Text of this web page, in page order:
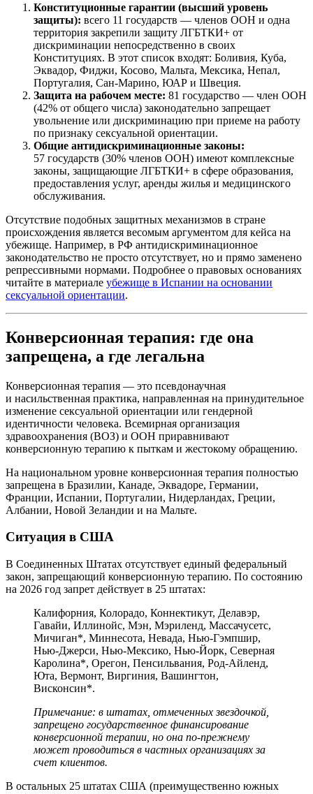
Конституционные гарантии (высший уровень
защиты): всего 11 государств — членов ООН и одна
территория закрепили защиту ЛГБТКИ+ от
дискриминации непосредственно в своих
Конституциях. В этот список входят: Боливия, Куба,
Эквадор, Фиджи, Косово, Мальта, Мексика, Непал,
Португалия, Сан-Марино, ЮАР и Швеция.
Защита на рабочем месте: 81 государство — член ООН
(42% от общего числа) законодательно запрещает
увольнение или дискриминацию при приеме на работу
по признаку сексуальной ориентации.
Общие антидискриминационные законы:
57 государств (30% членов ООН) имеют комплексные
законы, защищающие ЛГБТКИ+ в сфере образования,
предоставления услуг, аренды жилья и медицинского
обслуживания.
Отсутствие подобных защитных механизмов в стране
происхождения является весомым аргументом для кейса на
убежище. Например, в РФ антидискриминационное
законодательство не просто отсутствует, но и прямо заменено
репрессивными нормами. Подробнее о правовых основаниях
читайте в материале убежище в Испании на основании
сексуальной ориентации.
Конверсионная терапия: где она
запрещена, а где легальна
Конверсионная терапия — это псевдонаучная
и насильственная практика, направленная на принудительное
изменение сексуальной ориентации или гендерной
идентичности человека. Всемирная организация
здравоохранения (ВОЗ) и ООН приравнивают
конверсионную терапию к пыткам и жестокому обращению.
На национальном уровне конверсионная терапия полностью
запрещена в Бразилии, Канаде, Эквадоре, Германии,
Франции, Испании, Португалии, Нидерландах, Греции,
Албании, Новой Зеландии и на Мальте.
Ситуация в США
В Соединенных Штатах отсутствует единый федеральный
закон, запрещающий конверсионную терапию. По состоянию
на 2026 год запрет действует в 25 штатах:
Калифорния, Колорадо, Коннектикут, Делавэр,
Гавайи, Иллинойс, Мэн, Мэриленд, Массачусетс,
Мичиган*, Миннесота, Невада, Нью-Гэмпшир,
Нью-Джерси, Нью-Мексико, Нью-Йорк, Северная
Каролина*, Орегон, Пенсильвания, Род-Айленд,
Юта, Вермонт, Виргиния, Вашингтон,
Висконсин*.
Примечание: в штатах, отмеченных звездочкой,
запрещено государственное финансирование
конверсионной терапии, но она по-прежнему
может проводиться в частных организациях за
счет клиентов.
В остальных 25 штатах США (преимущественно южных